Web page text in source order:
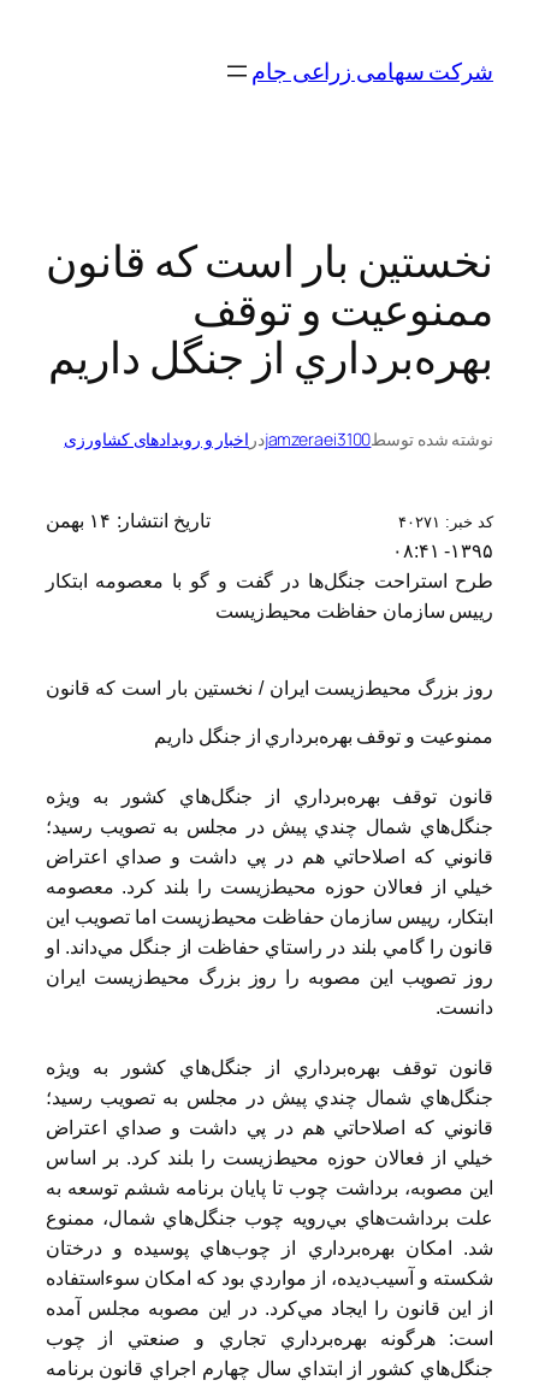
محتواشرکت سهامی زراعی جام
نخستين بار است كه قانون
ممنوعيت و توقف
بهره‌برداري از جنگل داريم
نوشته شده توسطjamzeraei3100در اخبار و رویدادهای کشاورزی
کد خبر: ۴۰۲۷۱ تاریخ انتشار:
۱۴ بهمن
۱۳۹۵- ۰۸:۴۱
طرح استراحت جنگل‌ها در گفت و گو با معصومه ابتکار
رييس سازمان حفاظت محيط‌زيست
روز بزرگ محيط‌زيست ايران / نخستين بار است كه قانون
ممنوعيت و توقف بهره‌برداري از جنگل داريم
قانون توقف بهره‌برداري از جنگل‌هاي كشور به ويژه
جنگل‌هاي شمال چندي پيش در مجلس به تصويب رسيد؛
قانوني كه اصلاحاتي هم در پي داشت و صداي اعتراض
خيلي از فعالان حوزه محيط‌زيست را بلند كرد. معصومه
ابتكار، رييس سازمان حفاظت محيط‌زيست اما تصويب اين
قانون را گامي بلند در راستاي حفاظت از جنگل مي‌داند. او
روز تصويب اين مصوبه را روز بزرگ محيط‌زيست ايران
دانست.
قانون توقف بهره‌برداري از جنگل‌هاي كشور به ويژه
جنگل‌هاي شمال چندي پيش در مجلس به تصويب رسيد؛
قانوني كه اصلاحاتي هم در پي داشت و صداي اعتراض
خيلي از فعالان حوزه محيط‌زيست را بلند كرد. بر اساس
اين مصوبه، برداشت چوب تا پايان برنامه ششم توسعه به
علت برداشت‌هاي بي‌رويه چوب جنگل‌هاي شمال، ممنوع
شد. امكان بهره‌برداري از چوب‌هاي پوسيده و درختان
شكسته و آسيب‌ديده، از مواردي بود كه امكان سوءاستفاده
از اين قانون را ايجاد مي‌كرد. در اين مصوبه مجلس‌ آمده
است: هرگونه بهره‌برداري تجاري و صنعتي از چوب
جنگل‌هاي كشور از ابتداي سال چهارم اجراي قانون برنامه